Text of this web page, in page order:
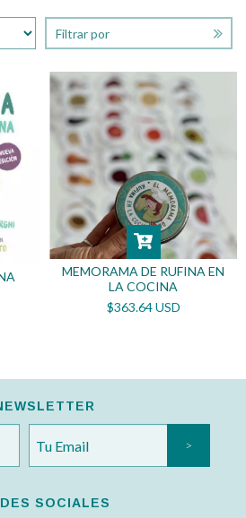
Filtrar por
MEMORAMA DE RUFINA EN
LA COCINA
$363.64 USD
SOCIALES